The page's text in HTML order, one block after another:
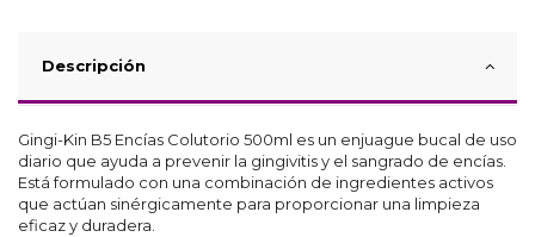
Descripción
Gingi-Kin B5 Encías Colutorio 500ml es un enjuague bucal de uso
diario que ayuda a prevenir la gingivitis y el sangrado de encías.
Está formulado con una combinación de ingredientes activos
que actúan sinérgicamente para proporcionar una limpieza
eficaz y duradera.